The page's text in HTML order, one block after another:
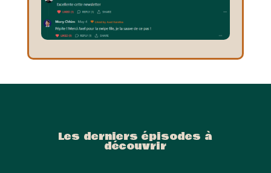
Les derniers épisodes à
découvrir